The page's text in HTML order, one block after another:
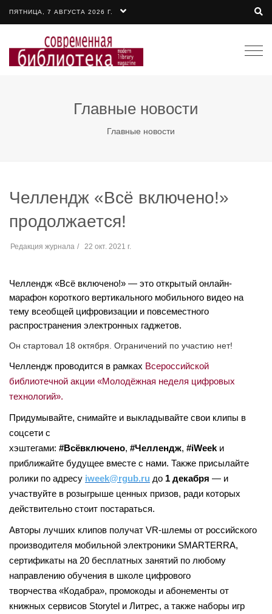
ПЯТНИЦА, 7 АВГУСТА 2026 Г.
Главные новости
Главные новости
Челлендж «Всё включено!»
продолжается!
Редакция журнала 22 окт. 2021 г.
Челлендж «Всё включено!» — это открытый онлайн-
марафон короткого вертикального мобильного видео на
тему всеобщей цифровизации и повсеместного
распространения электронных гаджетов.
Он стартовал 18 октября. Ограничений по участию нет!
Челлендж проводится в рамках Всероссийской
библиотечной акции «Молодёжная неделя цифровых
технологий».
Придумывайте, снимайте и выкладывайте свои клипы в
соцсети с
хэштегами: #Всёвключено, #Челлендж, #iWeek и
приближайте будущее вместе с нами. Также присылайте
ролики по адресу iweek@rgub.ru до 1 декабря — и
участвуйте в розыгрыше ценных призов, ради которых
действительно стоит постараться.
Авторы лучших клипов получат VR-шлемы от российского
производителя мобильной электроники SMARTERRA,
сертификаты на 20 бесплатных занятий по любому
направлению обучения в школе цифрового
творчества «Кодабра», промокоды и абонементы от
книжных сервисов Storytel и Литрес, а также наборы игр